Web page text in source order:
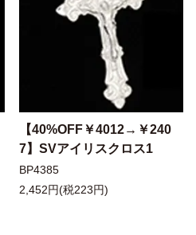
【40%OFF￥4012→￥240
7】SVアイリスクロス1
BP4385
2,452円(税223円)